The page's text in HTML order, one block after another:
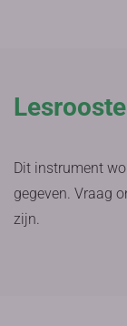
Dit instrument
gegeven. Vraag
zijn.